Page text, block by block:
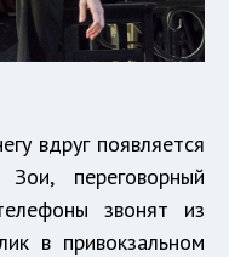
вдруг появляется
переговорный
звонят из
в привокзальном